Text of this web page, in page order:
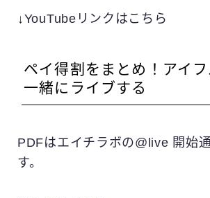
↓YouTubeリンクはこちら
ペイ得割をまとめ！アイフ
一緒にライブする
PDFはエイチラボの@live 開始
す。